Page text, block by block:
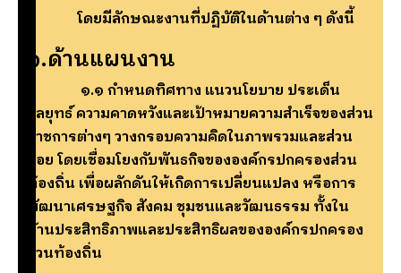
โดยมีลักษณะงานที่ปฏิบัติในด้านต่าง ๆ ดังนี้
๑.ด้านแผนงาน
๑.๑ กำหนดทิศทาง แนวนโยบาย ประเด็น
กลยุทธ์ ความคาดหวังและเป้าหมายความสำเร็จของส่วน
ราชการต่างๆ วางกรอบความคิดในภาพรวมและส่วน
ย่อย โดยเชื่อมโยงกับพันธกิจขององค์กรปกครองส่วน
ท้องถิ่น เพื่อผลักดันให้เกิดการเปลี่ยนแปลง หรือการ
พัฒนาเศรษฐกิจ สังคม ชุมชนและวัฒนธรรม ทั้งใน
ด้านประสิทธิภาพและประสิทธิผลขององค์กรปกครอง
ส่วนท้องถิ่น